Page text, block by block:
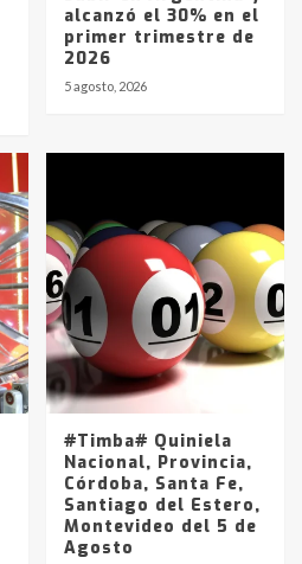
alcanzó el 30% en el
primer trimestre de
2026
5 agosto, 2026
#Timba# Quiniela
Nacional, Provincia,
Córdoba, Santa Fe,
Santiago del Estero,
Montevideo del 5 de
Agosto